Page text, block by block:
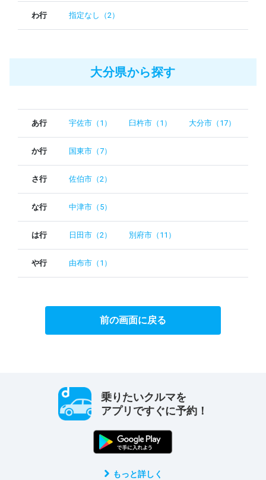
わ行 指定なし（2）
大分県から探す
あ行 宇佐市（1） 臼杵市（1） 大分市（17）
か行 国東市（7）
さ行 佐伯市（2）
な行 中津市（5）
は行 日田市（2） 別府市（11）
や行 由布市（1）
前の画面に戻る
乗りたいクルマを
アプリですぐに予約！
もっと詳しく